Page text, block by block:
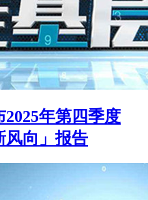
年第四季度
风向」报告